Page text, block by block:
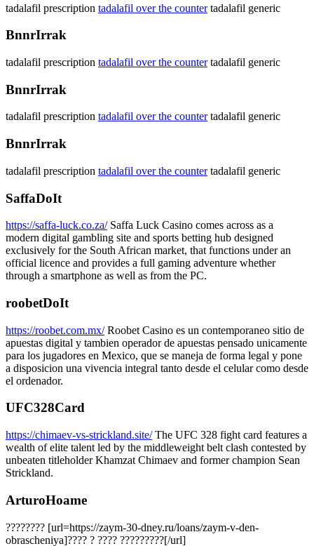
tadalafil prescription tadalafil over the countertadalafil generic
BnnrIrrak
tadalafil prescription tadalafil over the countertadalafil generic
BnnrIrrak
tadalafil prescription tadalafil over the countertadalafil generic
BnnrIrrak
tadalafil prescription tadalafil over the countertadalafil generic
SaffaDoIt
https://saffa-luck.co.za/Saffa Luck Casino comes across as a
modern digital gambling site and sports betting hub designed
exclusively for the South African market, that functions under an
official licence and provides a full gaming adventure whether
through a smartphone as well as from the PC.
roobetDoIt
https://roobet.com.mx/Roobet Casino es un contemporaneo sitio de
apuestas digital y tambien operador de apuestas pensado unicamente
para los jugadores en Mexico, que se maneja de forma legal y pone
a disposicion una vivencia integral tanto desde el celular como desde
el ordenador.
UFC328Card
https://chimaev-vs-strickland.site/The UFC 328 fight card features a
wealth of elite talent led by the middleweight belt clash contested by
unbeaten titleholder Khamzat Chimaev and former champion Sean
Strickland.
ArturoHoame
???????? [url=https://zaym-30-dney.ru/loans/zaym-v-den-
obrascheniya]???? ? ???? ?????????[/url]